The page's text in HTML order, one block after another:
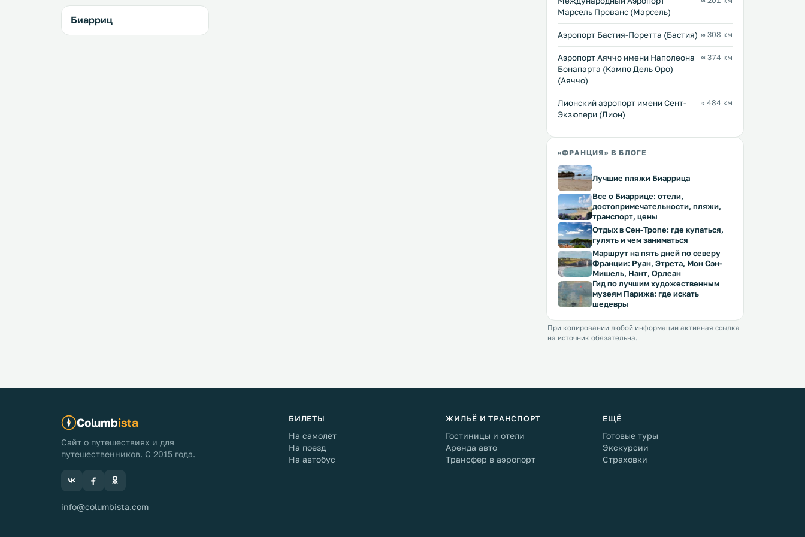
Биарриц
Марсель Прованс (Марсель)
Аэропорт Бастия-Поретта (Бастия) ≈ 308 км
Аэропорт Аяччо имени Наполеона
Бонапарта (Кампо Дель Оро)
(Аяччо)
≈ 374 км
Лионский аэропорт имени Сент-
Экзюпери (Лион)
≈ 484 км
«ФРАНЦИЯ» В БЛОГЕ
Лучшие пляжи Биаррица
Все о Биаррице: отели,
достопримечательности, пляжи,
транспорт, цены
Отдых в Сен-Тропе: где купаться,
гулять и чем заниматься
Маршрут на пять дней по северу
Франции: Руан, Этрета, Мон Сэн-
Мишель, Нант, Орлеан
Гид по лучшим художественным
музеям Парижа: где искать
шедевры
При копировании любой информации активная ссылка
на источник обязательна.
Columbista
Сайт о путешествиях и для
путешественников. С 2015 года.
info@columbista.com
БИЛЕТЫ
На самолёт
На поезд
На автобус
ЖИЛЬЁ И ТРАНСПОРТ
Гостиницы и отели
Аренда авто
Трансфер в аэропорт
ЕЩЁ
Готовые туры
Экскурсии
Страховки